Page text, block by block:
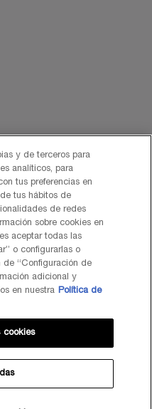
2026
y de terceros para
analíticos, para
tus preferencias en
tus hábitos de
de redes
sobre cookies en
aceptar todas las
o configurarlas o
de “Configuración de
adicional y
en nuestra Política de
cookies